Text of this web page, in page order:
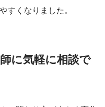
すくなりました。
に気軽に相談で